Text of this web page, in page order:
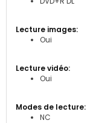
Oui
Oui
NC